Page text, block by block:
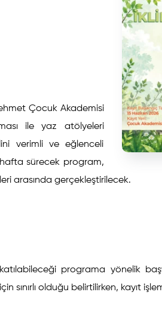
Çocuk Akademisi
ile yaz atölyeleri
verimli ve eğlenceli
sürecek program,
arasında gerçekleştirilecek.
programa yönelik
sınırlı olduğu belirtilirken, kayıt